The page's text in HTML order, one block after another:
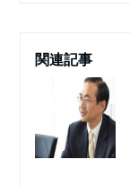
関連記事